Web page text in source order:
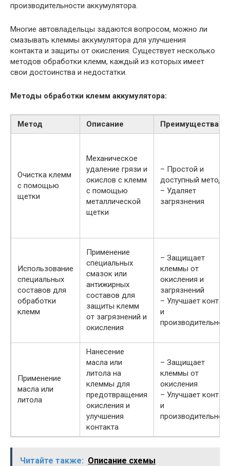
производительности аккумулятора.
Многие автовладельцы задаются вопросом, можно ли
смазывать клеммы аккумулятора для улучшения
контакта и защиты от окисления. Существует несколько
методов обработки клемм, каждый из которых имеет
свои достоинства и недостатки.
Методы обработки клемм аккумулятора:
Метод Описание Преимущества
Очистка клемм
с помощью
щетки
Механическое
удаление грязи и
окислов с клемм
с помощью
металлической
щетки
– Простой и
доступный метод
– Удаляет
загрязнения
Использование
специальных
составов для
обработки
клемм
Применение
специальных
смазок или
антижирных
составов для
защиты клемм
от загрязнений и
окисления
– Защищает
клеммы от
окисления и
загрязнений
– Улучшает контакт
и
Применение
масла или
литола
Нанесение
масла или
литола на
клеммы для
предотвращения
окисления и
улучшения
контакта
– Защищает
клеммы от
окисления
– Улучшает контакт
и
Читайте также: Описание схемы